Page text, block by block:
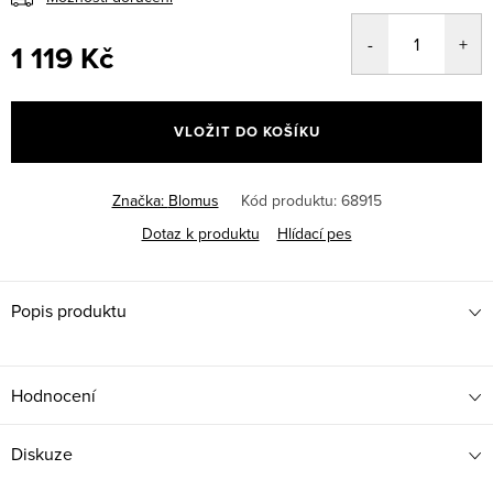
1 119 Kč
cena:
VLOŽIT DO KOŠÍKU
Značka: Blomus Kód produktu: 68915
Dotaz k produktu
Hlídací pes
Popis produktu
Hodnocení
Diskuze